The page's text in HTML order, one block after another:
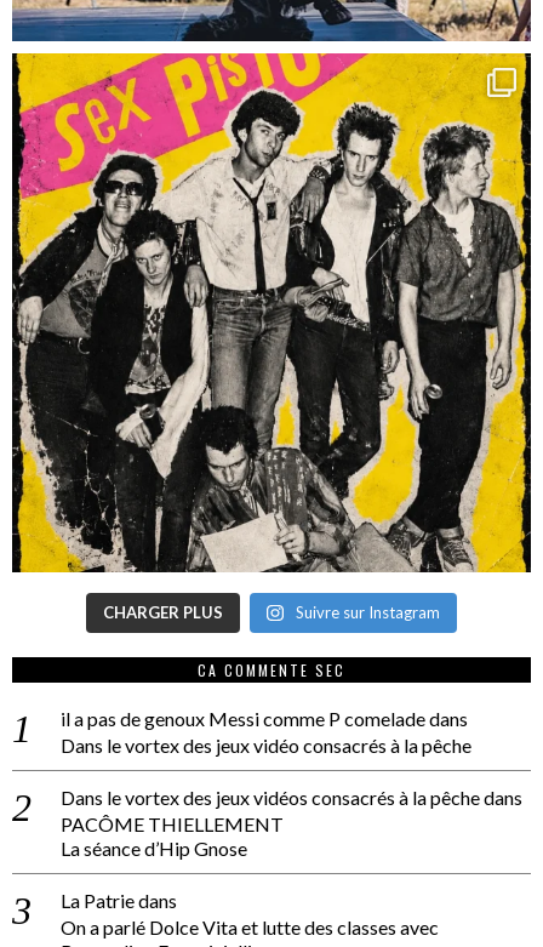
CHARGER PLUS Suivre sur Instagram
CA COMMENTE SEC
il a pas de genoux Messi comme P comeladedans
Dans le vortex des jeux vidéo consacrés à la pêche
Dans le vortex des jeux vidéos consacrés à la pêchedans
PACÔME THIELLEMENT
La séance d’Hip Gnose
La Patriedans
On a parlé Dolce Vita et lutte des classes avec